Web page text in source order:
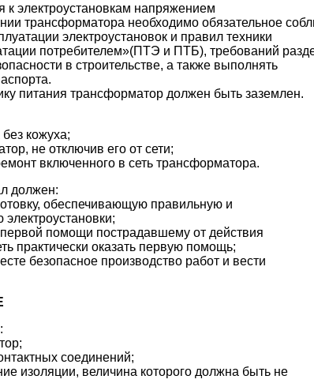
к электроустановкам напряжением
трансформатора необходимо обязательное
электроустановок и правил техники
потребителем»(ПТЭ и ПТБ), требований
в строительстве, а также выполнять
питания трансформатор должен быть заземлен.
кожуха;
не отключив его от сети;
включенного в сеть трансформатора.
должен:
обеспечивающую правильную и
помощи пострадавшему от действия
практически оказать первую помощь;
безопасное производство работ и вести
соединений;
изоляции, величина которого должна быть не